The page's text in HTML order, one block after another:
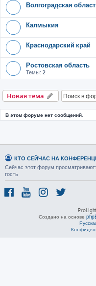
Волгоградская
Калмыкия
Краснодарский край
Ростовская область
Темы: 2
Новая тема
В этом форуме нет сообщений.
КТО СЕЙЧАС НА
Сейчас этот форум просматривают:
гость
Создано на основе